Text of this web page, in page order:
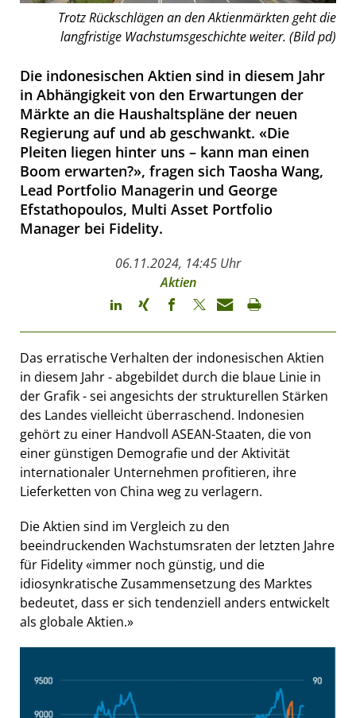
Trotz Rückschlägen an den Aktienmärkten geht die
langfristige Wachstumsgeschichte weiter. (Bild pd)
Die indonesischen Aktien sind in diesem Jahr
in Abhängigkeit von den Erwartungen der
Märkte an die Haushaltspläne der neuen
Regierung auf und ab geschwankt. «Die
Pleiten liegen hinter uns – kann man einen
Boom erwarten?», fragen sich Taosha Wang,
Lead Portfolio Managerin und George
Efstathopoulos, Multi Asset Portfolio
Manager bei Fidelity.
06.11.2024, 14:45 Uhr
Aktien
Das erratische Verhalten der indonesischen Aktien
in diesem Jahr - abgebildet durch die blaue Linie in
der Grafik - sei angesichts der strukturellen Stärken
des Landes vielleicht überraschend. Indonesien
gehört zu einer Handvoll ASEAN-Staaten, die von
einer günstigen Demografie und der Aktivität
internationaler Unternehmen profitieren, ihre
Lieferketten von China weg zu verlagern.
Die Aktien sind im Vergleich zu den
beeindruckenden Wachstumsraten der letzten Jahre
für Fidelity «immer noch günstig, und die
idiosynkratische Zusammensetzung des Marktes
bedeutet, dass er sich tendenziell anders entwickelt
als globale Aktien.»